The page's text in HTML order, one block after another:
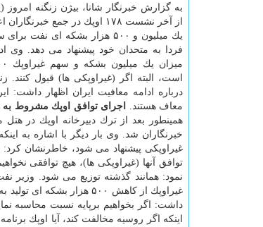
از آخر نشست ۱۷۸ اوپك در جمع
فردا به متحدان خود پیشنهاد می دهد. وی
است، البته اگر (غیراوپكی ها) قبول كنند.
درباره ادامه معافیت ایران اظهار داشت:
معاف هستند.
اجرای توافق اوپك مشروط به
همینطور بعد از ترك دبیرخانه اوپك در
غیراوپكی پیشنهاد می شود، خاطرنشان كرد:
توافق آنها (غیراوپكی ها)، هیچ توافقی
نمود: همانند گذشته توزیع می شود. وزیر
غیراوپك از كاهش ۵۰۰
داشت: اگر بخواهیم برپایه نسبت محاسبه
اینكه اگر روسیه مخالفت كند، آیا اوپك